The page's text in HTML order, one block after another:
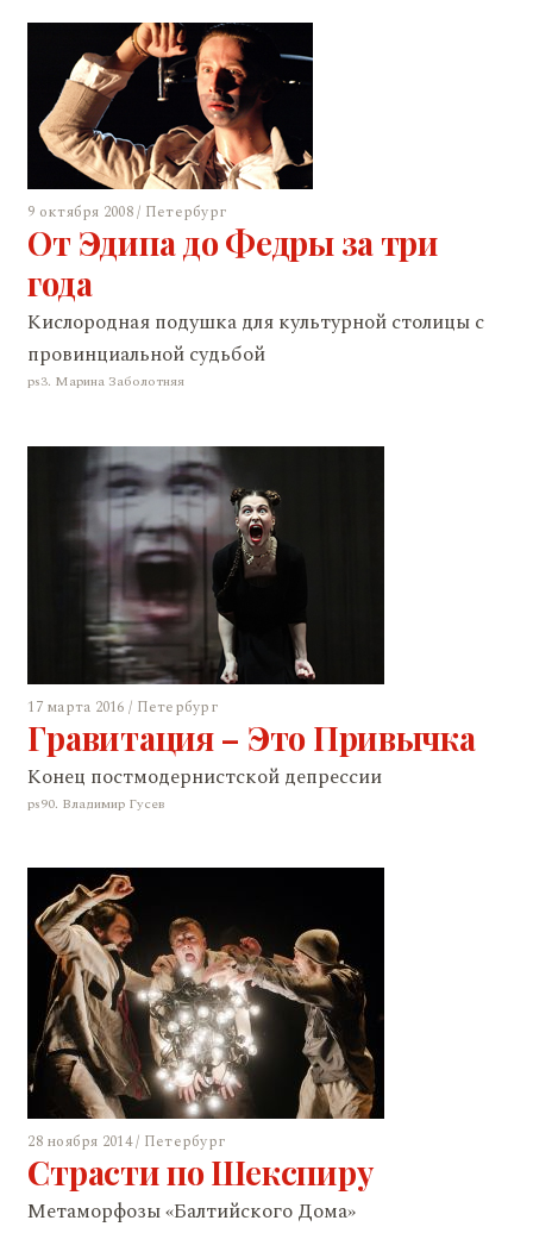
17 марта 2016 / Петербург
Гравитация – Это Привычка
Конец постмодернистской депрессии
ps90. Владимир Гусев
28 ноября 2014 / Петербург
Страсти по Шекспиру
Метаморфозы «Балтийского Дома»
9 октября 2008 / Петербург
От Эдипа до Федры за три
года
Кислородная подушка для культурной столицы с
провинциальной судьбой
ps3. Марина Заболотняя